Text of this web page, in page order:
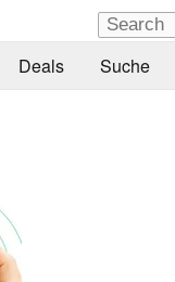
Deals Suche